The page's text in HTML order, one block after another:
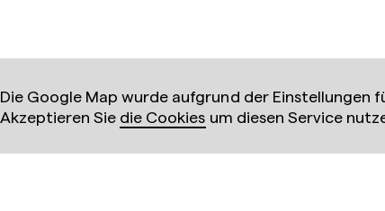
Die Google Map wurde aufgrund der Einstellungen
Akzeptieren Sie die Cookies um diesen Service